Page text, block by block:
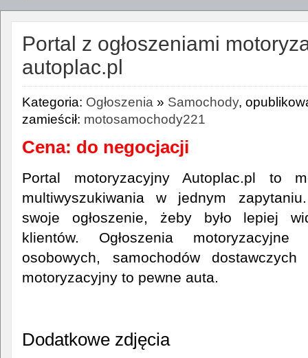
Portal z ogłoszeniami
autoplac.pl
Kategoria: Ogłoszenia » Samochody,
zamieścił: motosamochody221
Cena: do negocjacji
Portal motoryzacyjny Autoplac.pl to
multiwyszukiwania w jednym
swoje ogłoszenie, żeby było lepiej
klientów. Ogłoszenia motoryzacyjne
osobowych, samochodów
motoryzacyjny to pewne auta.
Dodatkowe zdjęcia